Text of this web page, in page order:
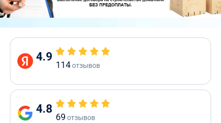
4.9
114отзывов
4.8
69 отзывов